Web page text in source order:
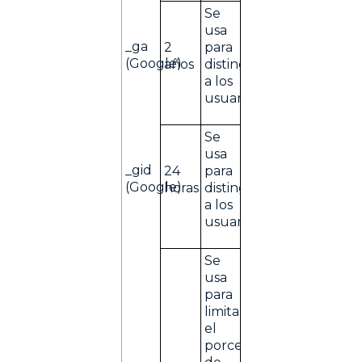
_ga
(Google)
2
años
Se
usa
para
distinguir
a los
usuarios.
_gid
(Google)
24
horas
Se
usa
para
distinguir
a los
usuarios.
Se
usa
para
limitar
el
porcentaje